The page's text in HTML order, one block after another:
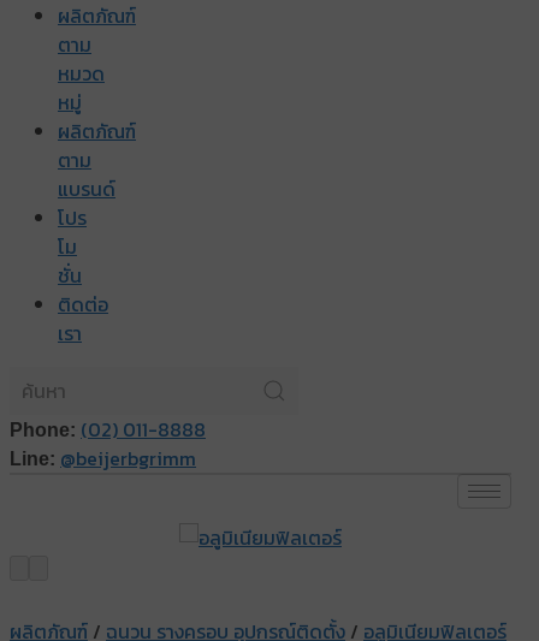
ผลิตภัณฑ์
ตาม
หมวด
หมู่
ผลิตภัณฑ์
ตาม
แบรนด์
โปร
โม
ชั่น
ติดต่อ
เรา
Phone: (02) 011-8888
Line: @beijerbgrimm
ผลิตภัณฑ์ / ฉนวน รางครอบ อุปกรณ์ติดตั้ง / อลูมิเนียมฟิลเตอร์